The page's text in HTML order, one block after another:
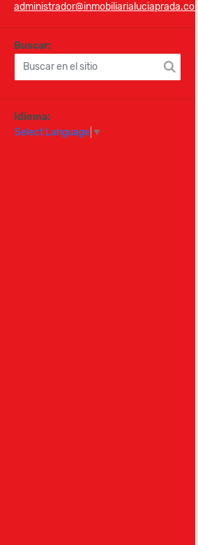
administrador@inmobiliarialuciaprada.com
Buscar:
Idioma:
Select Language ▼